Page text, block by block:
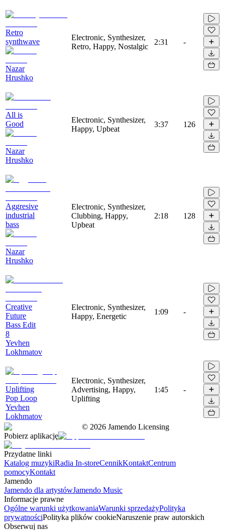
Retro
synthwave
Nazar
Hrushko
Electronic, Synthesizer,
Retro, Happy, Nostalgic
2:31 -
All is
Good
Nazar
Hrushko
Electronic, Synthesizer,
Happy, Upbeat
3:37 126
Aggresive
industrial
bass
Nazar
Hrushko
Electronic, Synthesizer,
Clubbing, Happy,
Upbeat
2:18 128
Creative
Future
Bass Edit
8
Yevhen
Lokhmatov
Electronic, Synthesizer,
Happy, Energetic
1:09 -
Uplifting
Pop Loop
Yevhen
Lokhmatov
Electronic, Synthesizer,
Advertising, Happy,
Uplifting
1:45 -
© 2026 Jamendo Licensing
Pobierz aplikację
Przydatne linki
Katalog muzykiRadia In-storeCennikKontaktCentrum
pomocyKontakt
Jamendo
Jamendo dla artystówJamendo Music
Informacje prawne
Ogólne warunki użytkowaniaWarunki sprzedażyPolityka
prywatnościPolityka plików cookieNaruszenie praw autorskich
Obserwuj nas